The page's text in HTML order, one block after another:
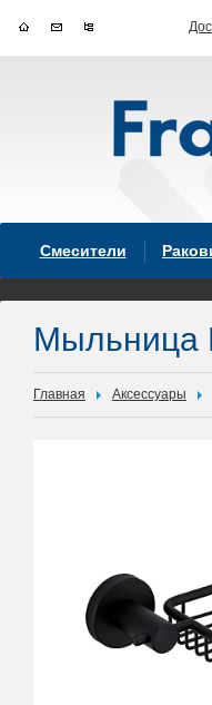
Смесители
Мыльница
Главная Аксессуары